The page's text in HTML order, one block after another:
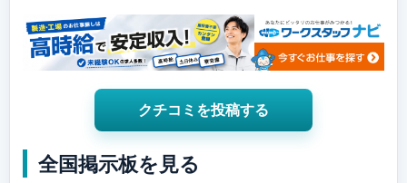
クチコミを投稿する
全国掲示板を見る